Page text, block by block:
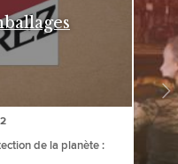
de la planète :